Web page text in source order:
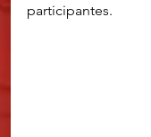
participantes.